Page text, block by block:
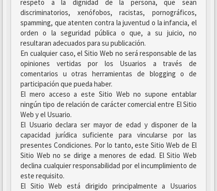
respeto a la dignidad de la persona, que sean
discriminatorios, xenófobos, racistas, pornográficos,
spamming, que atenten contra la juventud o la infancia, el
orden o la seguridad pública o que, a su juicio, no
resultaran adecuados para su publicación.
En cualquier caso, el Sitio Web no será responsable de las
opiniones vertidas por los Usuarios a través de
comentarios u otras herramientas de blogging o de
participación que pueda haber.
El mero acceso a este Sitio Web no supone entablar
ningún tipo de relación de carácter comercial entre El Sitio
Web y el Usuario.
El Usuario declara ser mayor de edad y disponer de la
capacidad jurídica suficiente para vincularse por las
presentes Condiciones. Por lo tanto, este Sitio Web de El
Sitio Web no se dirige a menores de edad. El Sitio Web
declina cualquier responsabilidad por el incumplimiento de
este requisito.
El Sitio Web está dirigido principalmente a Usuarios